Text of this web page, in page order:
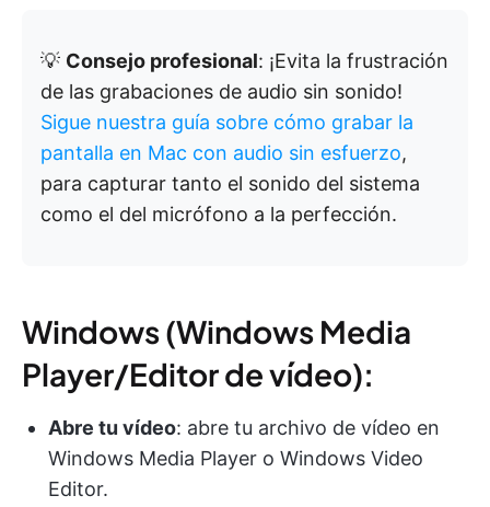
💡 Consejo profesional: ¡Evita la frustración
de las grabaciones de audio sin sonido!
Sigue nuestra guía sobre cómo grabar la
pantalla en Mac con audio sin esfuerzo,
para capturar tanto el sonido del sistema
como el del micrófono a la perfección.
Windows (Windows Media
Player/Editor de vídeo):
Abre tu vídeo: abre tu archivo de vídeo en
Windows Media Player o Windows Video
Editor.